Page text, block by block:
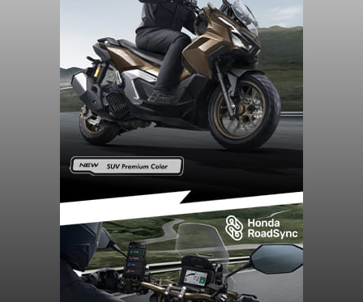
Tabanan mempertanyakan lambannya proses
penyusunan Rencana Detail Tata Ruang (RDTR)
di sembilan kecamatan sebagai tindak lanjut dari
pelaksanaan RTRW.
Pasalnya, hingga saat ini dokumen tata ruang
yang tuntas baru mencakup tiga kecamatan,
sementara sisanya dinilai mandeg tanpa
kejelasan pasti. Tiga wilayah yang sudah memiliki
RDTR tersebut meliputi Kecamatan Kediri,
Tabanan, dan Selemadeg Barat.
Tabanan
Submitted by Sun, 08/09/2026 - 21:56
Baca Selengkapnya